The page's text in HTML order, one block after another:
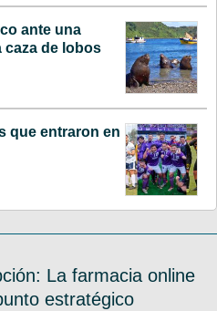
ante una
caza de lobos
que entraron en
La farmacia online
estratégico